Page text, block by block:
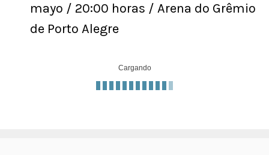
mayo / 20:00 horas / Arena do Grêmio
de Porto Alegre
Cargando